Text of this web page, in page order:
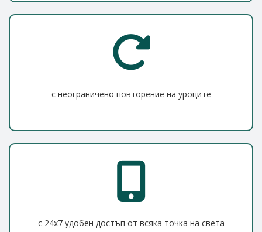
с неограничено повторение на уроците
с 24x7 удобен достъп от всяка точка на света